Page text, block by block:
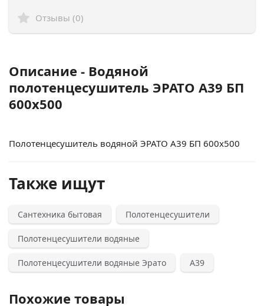
Отзывы (0)
Описание - Водяной
полотенцесушитель ЭРАТО А39 БП
600x500
Полотенцесушитель водяной ЭРАТО А39 БП 600x500
Также ищут
Сантехника бытовая Полотенцесушители
Полотенцесушители водяные
Полотенцесушители водяные Эрато А39
Похожие товары